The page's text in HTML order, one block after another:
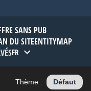
SANS PUB
DU SITEENTITYMAP
FR
Thème : Défaut